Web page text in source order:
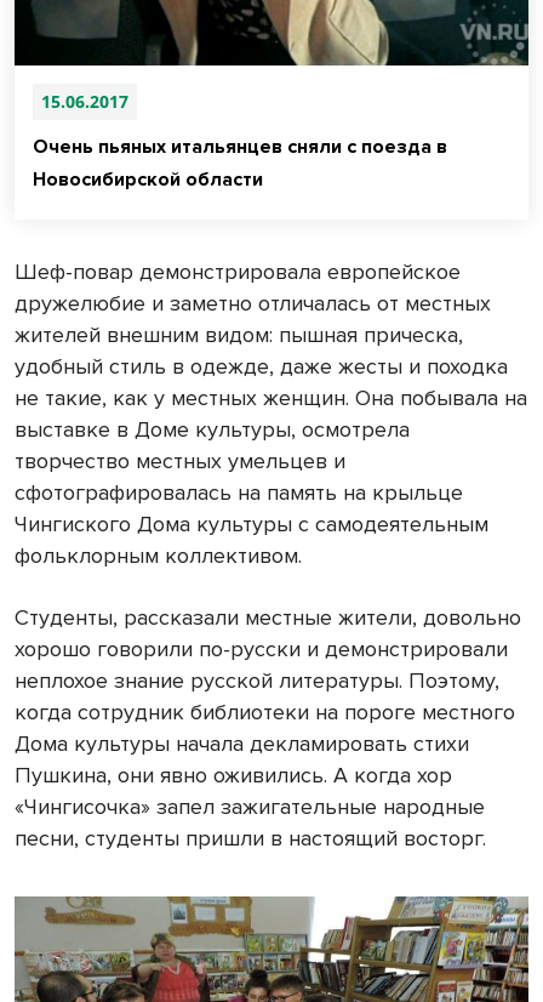
15.06.2017
Очень пьяных итальянцев сняли с поезда в
Новосибирской области
Шеф-повар демонстрировала европейское
дружелюбие и заметно отличалась от местных
жителей внешним видом: пышная прическа,
удобный стиль в одежде, даже жесты и походка
не такие, как у местных женщин. Она побывала на
выставке в Доме культуры, осмотрела
творчество местных умельцев и
сфотографировалась на память на крыльце
Чингиского Дома культуры с самодеятельным
фольклорным коллективом.
Студенты, рассказали местные жители, довольно
хорошо говорили по-русски и демонстрировали
неплохое знание русской литературы. Поэтому,
когда сотрудник библиотеки на пороге местного
Дома культуры начала декламировать стихи
Пушкина, они явно оживились. А когда хор
«Чингисочка» запел зажигательные народные
песни, студенты пришли в настоящий восторг.